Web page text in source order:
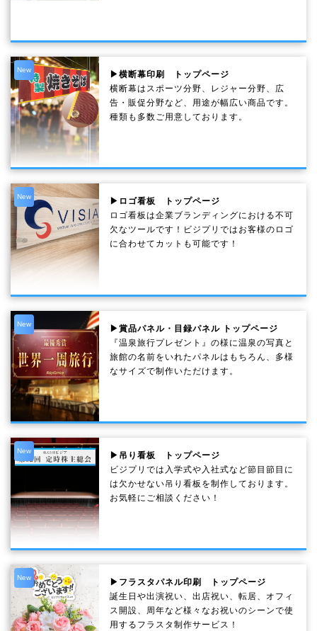
New
▶横断幕印刷 トップページ
横断幕はスポーツ分野、レジャー分野、広
告・販促分野など、用途が幅広い商品です。
種類も多数ご用意しております。
New
▶ロゴ看板 トップページ
ロゴ看板は企業ブランディングにおける不可
欠なツールです！ビジプリではお客様のロゴ
に合わせてカットも可能です！
New
▶賞品パネル・目録パネル トップページ
『温泉旅行プレゼント』の様に温泉の写真と
旅館の名前をいれたパネルはもちろん、多様
なサイズで制作いただけます。
New
▶吊り看板 トップページ
ビジプリでは入学式や入社式など節目節目に
は欠かせない吊り看板を制作しております。
お気軽にご相談ください！
New
▶フラスタパネル印刷 トップページ
誕生日や出演祝い、出店祝い、転居、オフィ
ス開設、周年など様々なお祝いのシーンで使
用するフラスタ制作サービス！